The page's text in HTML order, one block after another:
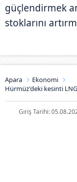
güçlendirmek
stoklarını
Apara
Ekonomi
Hürmüz'deki kesinti LNG
Giriş Tarihi: